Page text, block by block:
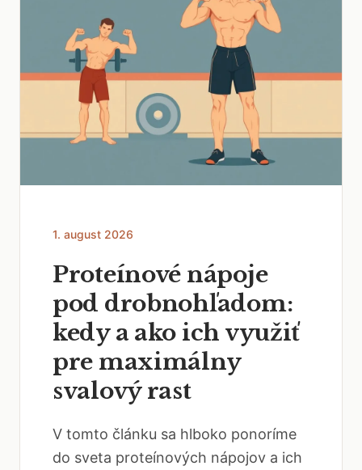
1. august 2026
Proteínové nápoje
pod drobnohľadom:
kedy a ako ich využiť
pre maximálny
svalový rast
V tomto článku sa hlboko ponoríme
do sveta proteínových nápojov a ich